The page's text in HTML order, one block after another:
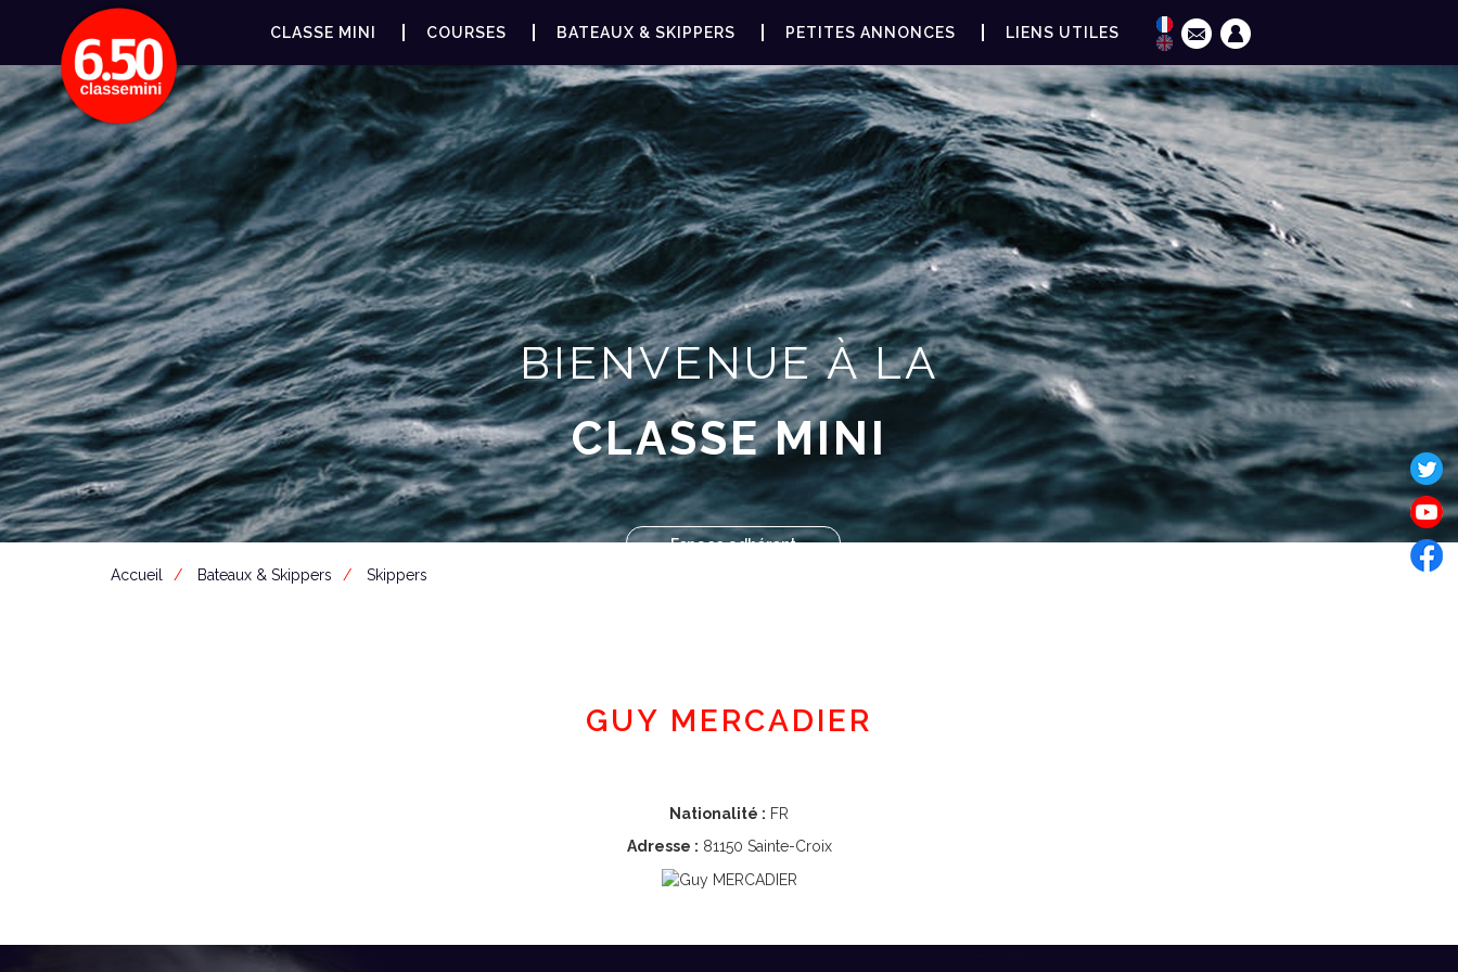
CLASSE MINI COURSES BATEAUX & SKIPPERS PETITES ANNONCES LIENS UTILES
BIENVENUE À LA
CLASSE MINI
Espace adhérent
Accueil
Bateaux & Skippers Skippers
GUY MERCADIER
Nationalité : FR
Adresse : 81150 Sainte-Croix